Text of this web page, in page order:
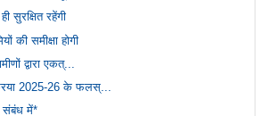
सुरक्षित रहेंगी
की समीक्षा होगी
द्वारा एकत्...
2025-26 के फलस्...
संबंध में*